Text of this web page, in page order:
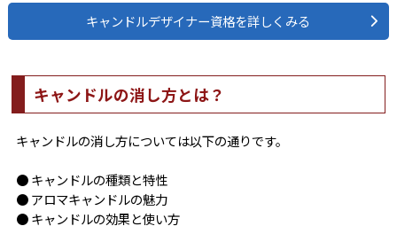
キャンドルデザイナー資格を詳しくみる
キャンドルの消し方とは？
キャンドルの消し方については以下の通りです。
● キャンドルの種類と特性
● アロマキャンドルの魅力
● キャンドルの効果と使い方